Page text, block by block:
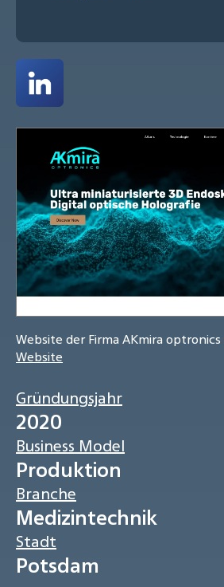
Website der Firma AKmira optronics
Website
Gründungsjahr
2020
Business Model
Produktion
Branche
Medizintechnik
Stadt
Potsdam